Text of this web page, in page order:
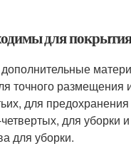
для
точного размещения
для
для уборки
для уборки.